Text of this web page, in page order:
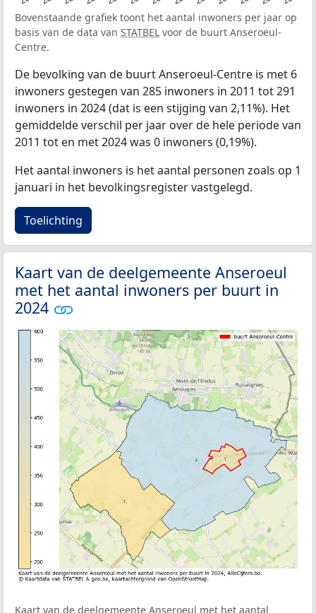
Bovenstaande grafiek toont het aantal inwoners per jaar op
basis van de data van STATBEL voor de buurt Anseroeul-
Centre.
De bevolking van de buurt Anseroeul-Centre is met 6
inwoners gestegen van 285 inwoners in 2011 tot 291
inwoners in 2024 (dat is een stijging van 2,11%). Het
gemiddelde verschil per jaar over de hele periode van
2011 tot en met 2024 was 0 inwoners (0,19%).
Het aantal inwoners is het aantal personen zoals op 1
januari in het bevolkingsregister vastgelegd.
Toelichting
Kaart van de deelgemeente Anseroeul
met het aantal inwoners per buurt in
2024
Kaart van de deelgemeente Anseroeul met het aantal